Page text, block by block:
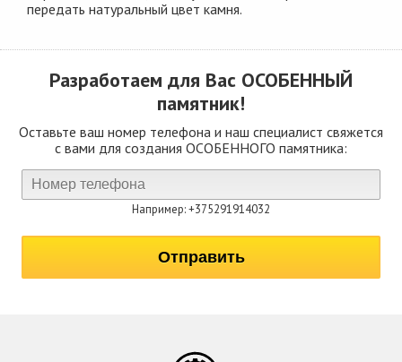
передать натуральный цвет камня.
Разработаем для Вас ОСОБЕННЫЙ
памятник!
Оставьте ваш номер телефона и наш специалист свяжется
с вами для создания ОСОБЕННОГО памятника:
Например: +375291914032